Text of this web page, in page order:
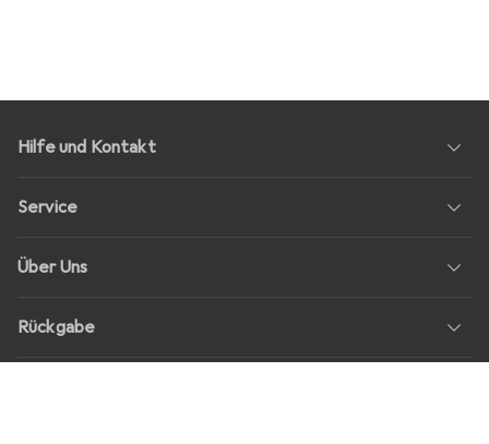
Hilfe und Kontakt
Service
Über Uns
Rückgabe